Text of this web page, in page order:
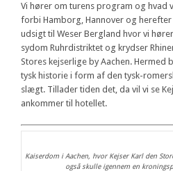
Vi hører om turens program og hvad
forbi Hamborg, Hannover og
udsigt til Weser Bergland hvor vi
sydom Ruhrdistriktet og krydser
Stores kejserlige by Aachen.
tysk historie i form af den tysk-
slægt. Tillader tiden det, da vil vi se
ankommer til hotellet.
Kaiserdom i Aachen, hvor Kejser Karl den
også skulle igennem en